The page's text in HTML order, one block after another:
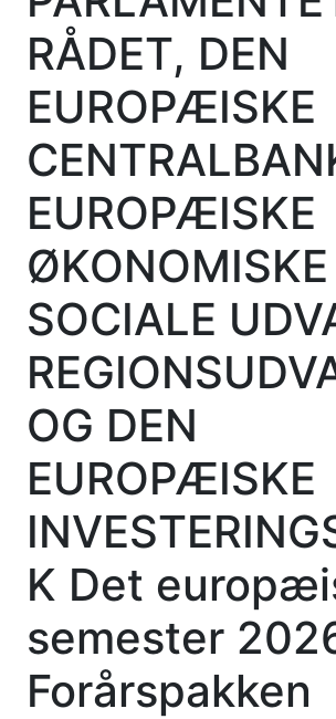
RÅDET, DEN
EUROPÆISKE
EUROPÆISKE
ØKONOMISKE
SOCIALE
OG DEN
EUROPÆISKE
K Det
semester
Forårspakken